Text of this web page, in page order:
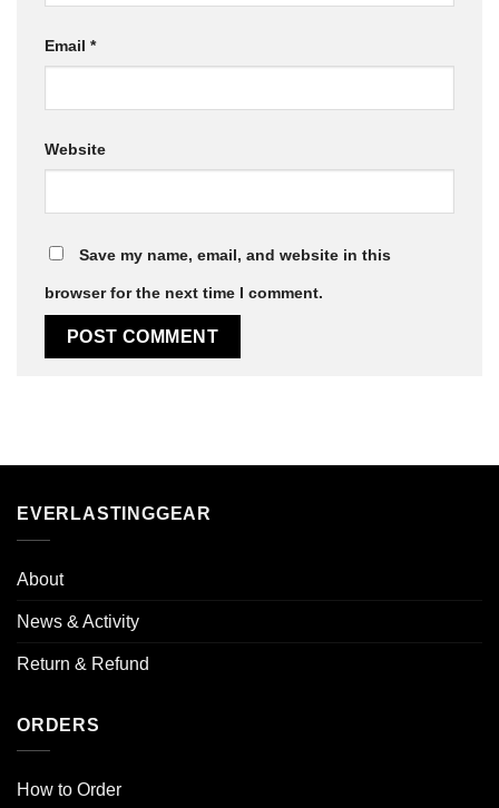
Email *
Website
Save my name, email, and website in this
browser for the next time I comment.
EVERLASTINGGEAR
About
News & Activity
Return & Refund
ORDERS
How to Order